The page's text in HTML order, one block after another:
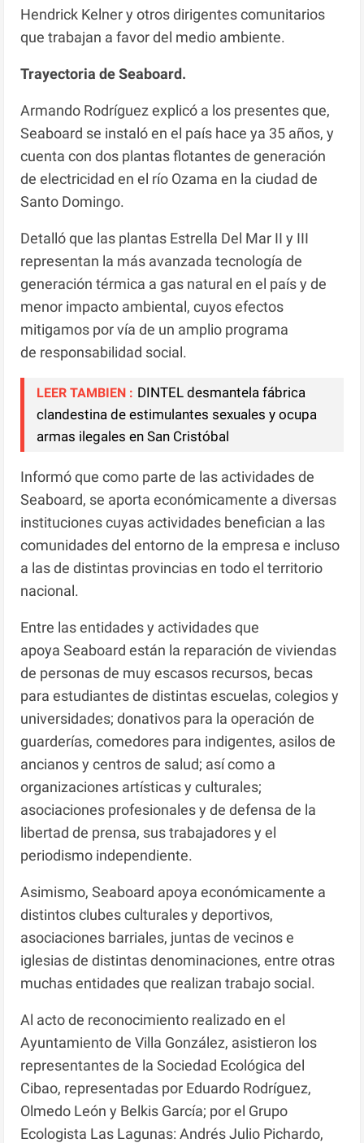
Hendrick Kelner y otros dirigentes comunitarios
que trabajan a favor del medio ambiente.
Trayectoria de Seaboard.
Armando Rodríguez explicó a los presentes que,
Seaboard se instaló en el país hace ya 35 años, y
cuenta con dos plantas flotantes de generación
de electricidad en el río Ozama en la ciudad de
Santo Domingo.
Detalló que las plantas Estrella Del Mar II y III
representan la más avanzada tecnología de
generación térmica a gas natural en el país y de
menor impacto ambiental, cuyos efectos
mitigamos por vía de un amplio programa
de responsabilidad social.
LEER TAMBIEN : DINTEL desmantela fábrica
clandestina de estimulantes sexuales y ocupa
armas ilegales en San Cristóbal
Informó que como parte de las actividades de
Seaboard, se aporta económicamente a diversas
instituciones cuyas actividades benefician a las
comunidades del entorno de la empresa e incluso
a las de distintas provincias en todo el territorio
nacional.
Entre las entidades y actividades que
apoya Seaboard están la reparación de viviendas
de personas de muy escasos recursos, becas
para estudiantes de distintas escuelas, colegios y
universidades; donativos para la operación de
guarderías, comedores para indigentes, asilos de
ancianos y centros de salud; así como a
organizaciones artísticas y culturales;
asociaciones profesionales y de defensa de la
libertad de prensa, sus trabajadores y el
periodismo independiente.
Asimismo, Seaboard apoya económicamente a
distintos clubes culturales y deportivos,
asociaciones barriales, juntas de vecinos e
iglesias de distintas denominaciones, entre otras
muchas entidades que realizan trabajo social.
Al acto de reconocimiento realizado en el
Ayuntamiento de Villa González, asistieron los
representantes de la Sociedad Ecológica del
Cibao, representadas por Eduardo Rodríguez,
Olmedo León y Belkis García; por el Grupo
Ecologista Las Lagunas: Andrés Julio Pichardo,